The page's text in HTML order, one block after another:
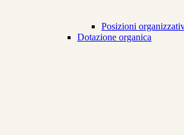
Posizioni
Dotazione organica